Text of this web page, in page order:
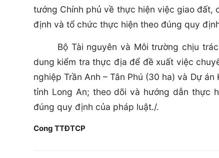
tướng Chính phủ về thực hiện việc giao
định và tổ chức thực hiện theo đúng quy
Bộ Tài nguyên và Môi trường chịu
dung kiểm tra thực địa để đề xuất việc
nghiệp Trần Anh – Tân Phú (30 ha) và Dự
tỉnh Long An; theo dõi và hướng dẫn thực
đúng quy định của pháp luật./.
Cong TTĐTCP